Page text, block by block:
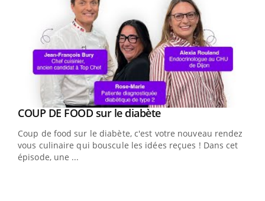
Youtube
COUP DE FOOD sur le diabèteYoutube
Coup de food sur le diabète, c'est votre nouveau rendez-
vous culinaire qui bouscule les idées reçues ! Dans cet
épisode, une ...